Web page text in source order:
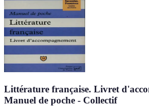
Littérature française. Livret
Manuel de poche - Collectif